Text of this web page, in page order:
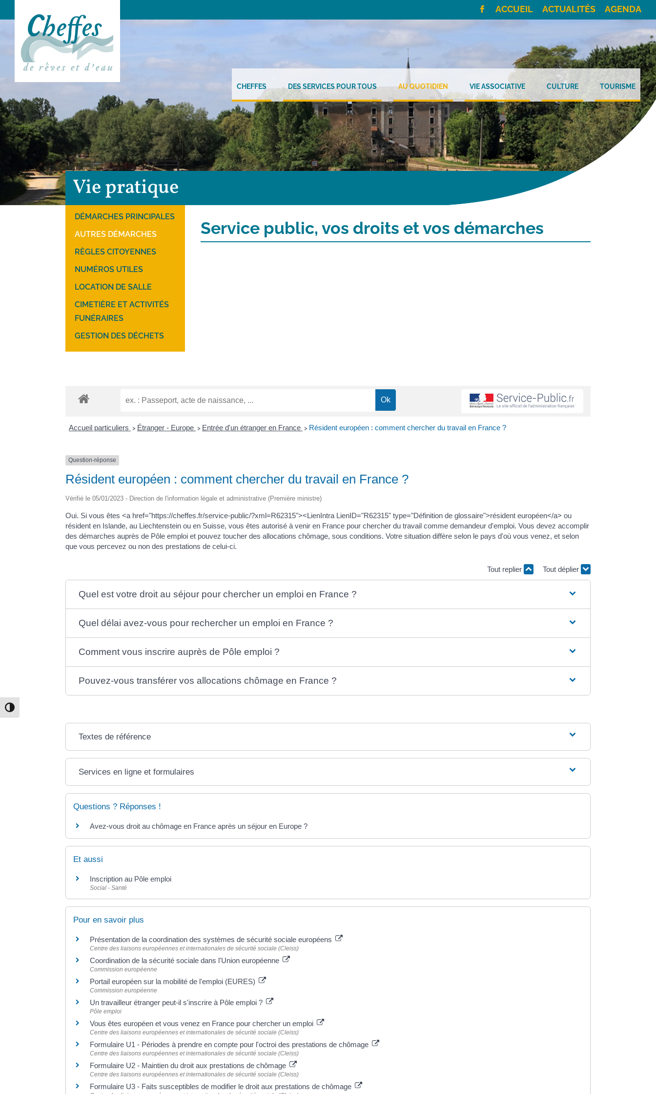
Passer en contraste élevé
ACCUEIL ACTUALITÉS AGENDA
CHEFFES DES SERVICES POUR TOUS AU QUOTIDIEN VIE ASSOCIATIVE CULTURE TOURISME
Vie pratique
DÉMARCHES PRINCIPALES
AUTRES DÉMARCHES
RÈGLES CITOYENNES
NUMÉROS UTILES
LOCATION DE SALLE
CIMETIÈRE ET ACTIVITÉS
FUNÉRAIRES
GESTION DES DÉCHETS
Service public, vos droits et vos démarches
Accueil particuliers > Étranger - Europe > Entrée d'un étranger en France > Résident européen : comment chercher du travail en France ?
Question-réponse
Résident européen : comment chercher du travail en France ?
Vérifié le 05/01/2023 - Direction de l'information légale et administrative (Première ministre)
Oui. Si vous êtes <a href="https://cheffes.fr/service-public/?xml=R62315"><LienIntra LienID="R62315" type="Définition de glossaire">résident européen</a> ou
résident en Islande, au Liechtenstein ou en Suisse, vous êtes autorisé à venir en France pour chercher du travail comme demandeur d'emploi. Vous devez accomplir
des démarches auprès de Pôle emploi et pouvez toucher des allocations chômage, sous conditions. Votre situation diffère selon le pays d'où vous venez, et selon
que vous percevez ou non des prestations de celui-ci.
Tout replier Tout déplier
Quel est votre droit au séjour pour chercher un emploi en France ?
Quel délai avez-vous pour rechercher un emploi en France ?
Comment vous inscrire auprès de Pôle emploi ?
Pouvez-vous transférer vos allocations chômage en France ?
Textes de référence
Services en ligne et formulaires
Questions ? Réponses !
Avez-vous droit au chômage en France après un séjour en Europe ?
Et aussi
Inscription au Pôle emploi
Social - Santé
Pour en savoir plus
Présentation de la coordination des systèmes de sécurité sociale européens
Centre des liaisons européennes et internationales de sécurité sociale (Cleiss)
Coordination de la sécurité sociale dans l'Union européenne
Commission européenne
Portail européen sur la mobilité de l'emploi (EURES)
Commission européenne
Un travailleur étranger peut-il s'inscrire à Pôle emploi ?
Pôle emploi
Vous êtes européen et vous venez en France pour chercher un emploi
Centre des liaisons européennes et internationales de sécurité sociale (Cleiss)
Formulaire U1 - Périodes à prendre en compte pour l'octroi des prestations de chômage
Centre des liaisons européennes et internationales de sécurité sociale (Cleiss)
Formulaire U2 - Maintien du droit aux prestations de chômage
Centre des liaisons européennes et internationales de sécurité sociale (Cleiss)
Formulaire U3 - Faits susceptibles de modifier le droit aux prestations de chômage